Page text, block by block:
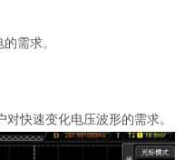
需求。
快速变化电压波形的需求。